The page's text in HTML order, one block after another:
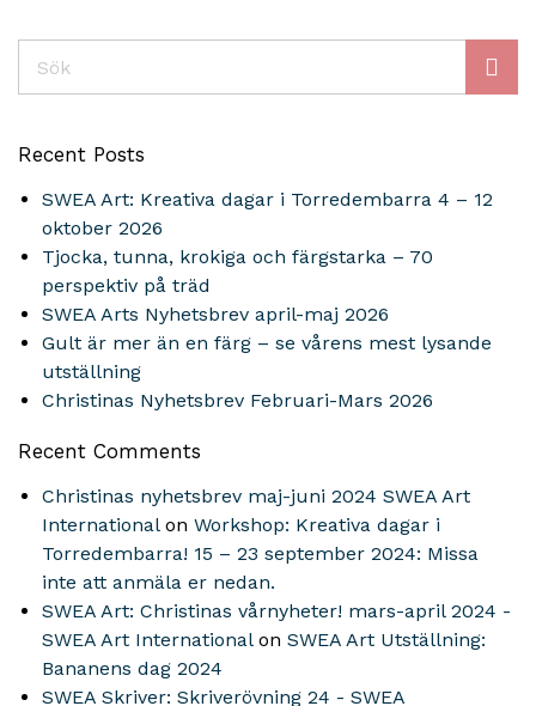
Recent Posts
SWEA Art: Kreativa dagar i Torredembarra 4 – 12
oktober 2026
Tjocka, tunna, krokiga och färgstarka – 70
perspektiv på träd
SWEA Arts Nyhetsbrev april-maj 2026
Gult är mer än en färg – se vårens mest lysande
utställning
Christinas Nyhetsbrev Februari-Mars 2026
Recent Comments
Christinas nyhetsbrev maj-juni 2024 SWEA Art
Internationalon Workshop: Kreativa dagar i
Torredembarra! 15 – 23 september 2024: Missa
inte att anmäla er nedan.
SWEA Art: Christinas vårnyheter! mars-april 2024 -
SWEA Art Internationalon SWEA Art Utställning:
Bananens dag 2024
SWEA Skriver: Skriverövning 24 - SWEA